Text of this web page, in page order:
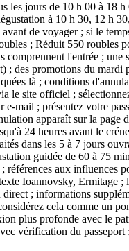
les jours de 10 h 00 à 18
à 10 h 30, 12 h
de voyager ; si le
; Réduit 550 roubles
comprennent l'entrée ;
; des promotions du
là ; conditions
le site officiel ;
e-mail ; présentez votre
apparaît sur la page
24 heures avant le
dans les 5 à 7 jours
guidée de 60 à 75
références aux influences
Ioannovsky, Ermitage ;
direct ; informations
cela comme un
plus profonde avec le
vérification du